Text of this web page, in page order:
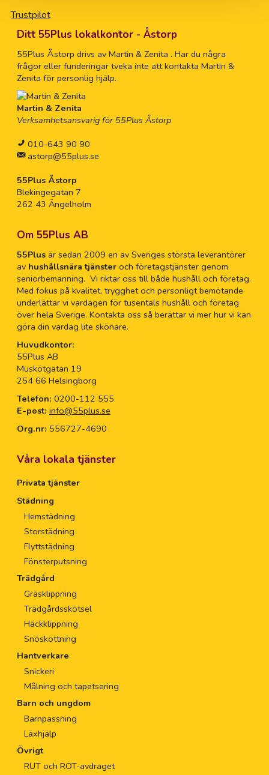
Trustpilot
Ditt 55Plus lokalkontor - Åstorp
55Plus Åstorp drivs av Martin & Zenita . Har du några
frågor eller funderingar tveka inte att kontakta Martin &
Zenita för personlig hjälp.
Martin & Zenita
Verksamhetsansvarig för 55Plus Åstorp
010-643 90 90
astorp@55plus.se
55Plus Åstorp
Blekingegatan 7
262 43 Ängelholm
Om 55Plus AB
55Plusär sedan 2009 en av Sveriges största leverantörer
av hushållsnära tjänsteroch företagstjänster genom
seniorbemanning. Vi riktar oss till både hushåll och företag.
Med fokus på kvalitet, trygghet och personligt bemötande
underlättar vi vardagen för tusentals hushåll och företag
över hela Sverige. Kontakta oss så berättar vi mer hur vi kan
göra din vardag lite skönare.
Huvudkontor:
55Plus AB
Muskötgatan 19
254 66 Helsingborg
Telefon: 0200-112 555
E-post: info@55plus.se
Org.nr: 556727-4690
Våra lokala tjänster
Privata tjänster
Städning
Hemstädning
Storstädning
Flyttstädning
Fönsterputsning
Trädgård
Gräsklippning
Trädgårdsskötsel
Häckklippning
Snöskottning
Hantverkare
Snickeri
Målning och tapetsering
Barn och ungdom
Barnpassning
Läxhjälp
Övrigt
RUT och ROT-avdraget